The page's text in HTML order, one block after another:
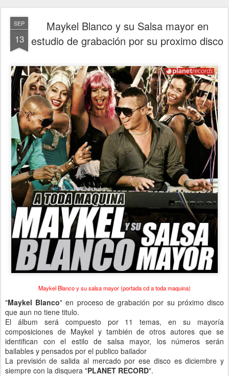
SEP
13
Maykel Blanco y su Salsa mayor en
estudio de grabación por su proximo disco
Maykel Blanco y su salsa mayor (portada cd a toda maquina)
"Maykel Blanco" en proceso de grabación por su próximo disco
que aun no tiene titulo.
El álbum será compuesto por 11 temas, en su mayoría
composiciones de Maykel y también de otros autores que se
identifican con el estilo de salsa mayor, los números serán
bailables y pensados por el publico bailador
La previsión de salida al mercado por ese disco es diciembre y
siempre con la disquera "PLANET RECORD".